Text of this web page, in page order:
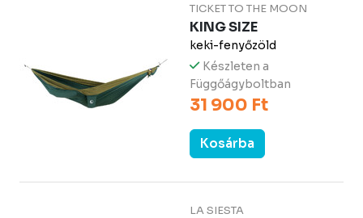
TICKET TO THE MOON
KING SIZE
keki-fenyőzöld
Készleten a
Függőágyboltban
31 900 Ft
Kosárba
LA SIESTA